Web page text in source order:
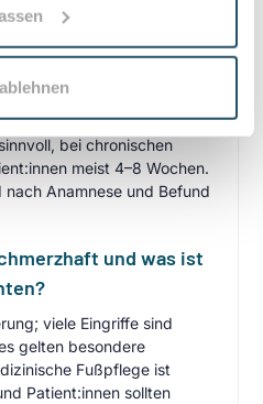
Maßnahmen.
Fußpflege oder
Befund: Bei gesunden
bei chronischen
meist 4–8 Wochen.
Anamnese und Befund
und was ist
viele Eingriffe sind
gelten besondere
Fußpflege ist
Patient:innen sollten